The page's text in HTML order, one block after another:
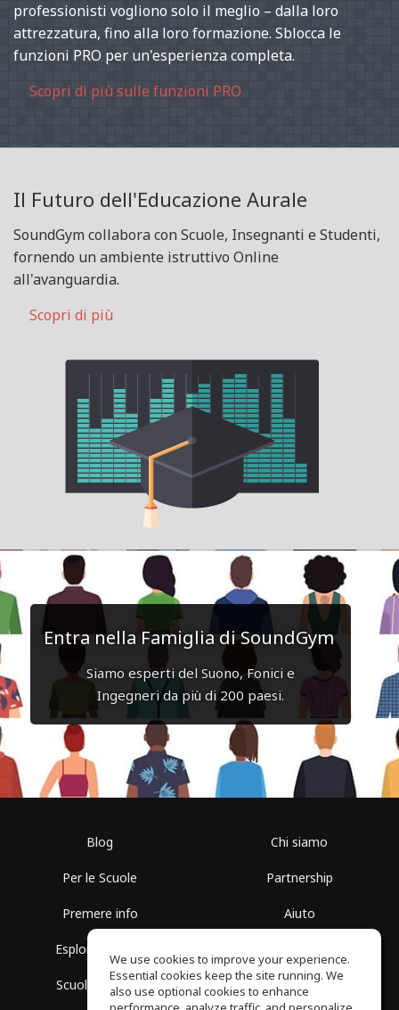
professionisti vogliono solo il meglio – dalla loro
attrezzatura, fino alla loro formazione. Sblocca le
funzioni PRO per un'esperienza completa.
Scopri di più sulle funzioni PRO
Il Futuro dell'Educazione Aurale
SoundGym collabora con Scuole, Insegnanti e Studenti,
fornendo un ambiente istruttivo Online
all'avanguardia.
Scopri di più
Entra nella Famiglia di SoundGym
Siamo esperti del Suono, Fonici e
Ingegneri da più di 200 paesi.
Blog
Per le Scuole
Premere info
Esplora i Gruppi
Scuola gratuita
Chi siamo
Partnership
Aiuto
Politica sulla Privacy
We use cookies to improve your experience.
Essential cookies keep the site running. We
also use optional cookies to enhance